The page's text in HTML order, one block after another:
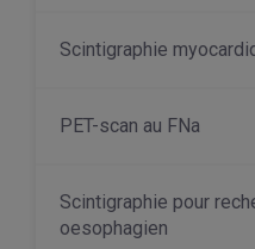
Scintigraphie
PET-scan au FNa
Scintigraphie pour
oesophagien